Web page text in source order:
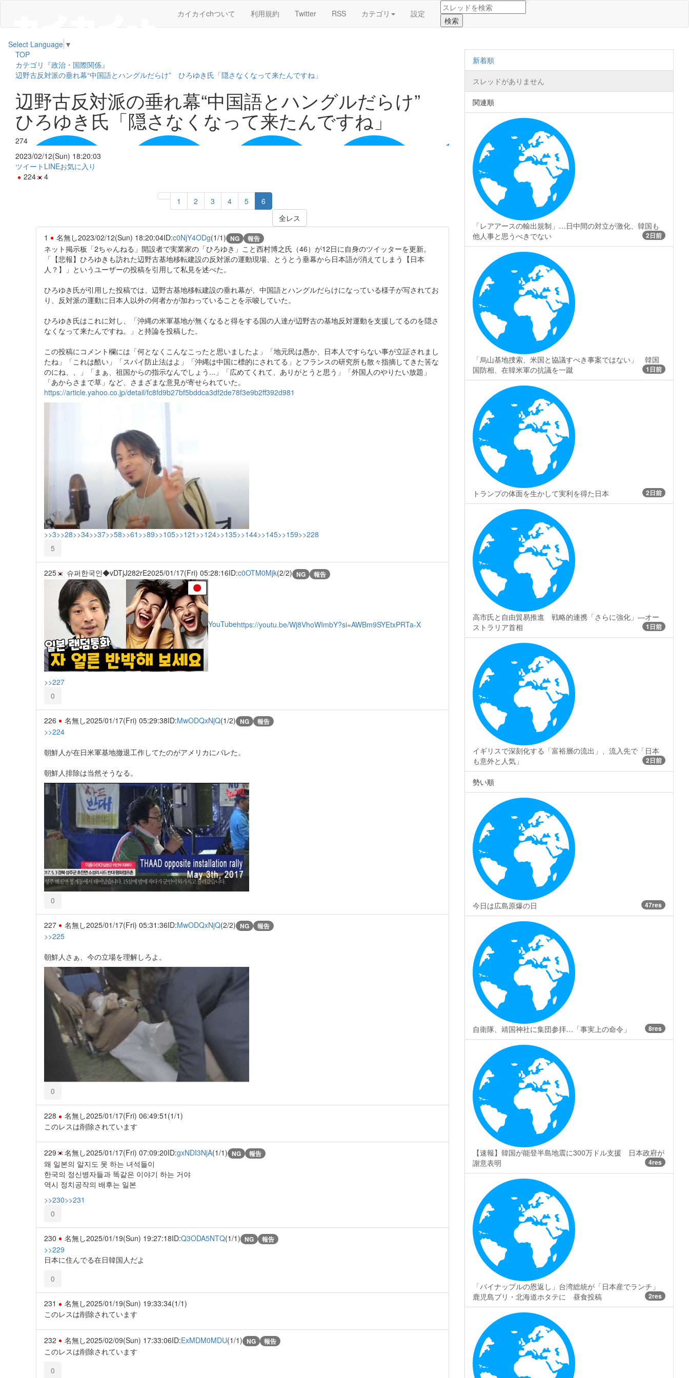
カイカイchついて 利用規約 Twitter RSS カテゴリ 設定
Select Language ▼
TOP
カテゴリ『政治・国際関係』
辺野古反対派の垂れ幕“中国語とハングルだらけ” ひろゆき氏「隠さなくなって来たんですね」
辺野古反対派の垂れ幕“中国語とハングルだらけ”
ひろゆき氏「隠さなくなって来たんですね」
274
2023/02/12(Sun) 18:20:03
ツイート LINEお気に入り
224
4
1 2 3 4 5
6
全レス
1
名無し2023/02/12(Sun) 18:20:04ID:c0NjY4ODg(1/1) NG 報告
ネット掲示板「2ちゃんねる」開設者で実業家の「ひろゆき」こと西村博之氏（46）が12日に自身のツイッターを更新。
「【悲報】ひろゆきも訪れた辺野古基地移転建設の反対派の運動現場、とうとう垂幕から日本語が消えてしまう【日本
人？】」というユーザーの投稿を引用して私見を述べた。
ひろゆき氏が引用した投稿では、辺野古基地移転建設の垂れ幕が、中国語とハングルだらけになっている様子が写されてお
り、反対派の運動に日本人以外の何者かが加わっていることを示唆していた。
ひろゆき氏はこれに対し、「沖縄の米軍基地が無くなると得をする国の人達が辺野古の基地反対運動を支援してるのを隠さ
なくなって来たんですね。」と持論を投稿した。
この投稿にコメント欄には「何となくこんなこったと思いましたよ」「地元民は愚か、日本人ですらない事が立証されまし
たね」「これは酷い」「スパイ防止法はよ」「沖縄は中国に標的にされてる」とフランスの研究所も散々指摘してきた筈な
のにね、、」「まぁ、祖国からの指示なんでしょう...」「広めてくれて、ありがとうと思う」「外国人のやりたい放題」
「あからさまで草」など、さまざまな意見が寄せられていた。
https://article.yahoo.co.jp/detail/fc8fd9b27bf5bddca3df2de78f3e9b2ff392d981
>>3>>28>>34>>37>>58>>61 >>89>>105>>121 >>124>>135>>144>>145>>159>>228
5
225 슈퍼한국인◆vDTjJ282rE2025/01/17(Fri) 05:28:16ID:c0OTM0Mjk(2/2) NG 報告
YouTubehttps://youtu.be/Wj8VhoWImbY?si=AWBm9SYEtxPRTa-X
>>227
0
226 名無し2025/01/17(Fri) 05:29:38ID:MwODQxNjQ(1/2) NG 報告
>>224
朝鮮人が在日米軍基地撤退工作してたのがアメリカにバレた。
朝鮮人排除は当然そうなる。
0
227 名無し2025/01/17(Fri) 05:31:36ID:MwODQxNjQ(2/2) NG 報告
>>225
朝鮮人さぁ、今の立場を理解しろよ。
0
228 名無し2025/01/17(Fri) 06:49:51 (1/1)
このレスは削除されています
229 名無し2025/01/17(Fri) 07:09:20ID:gxNDI3NjA(1/1) NG 報告
왜 일본의 알지도 못 하는 녀석들이
한국의 정신병자들과 똑같은 이야기 하는 거야
역시 정치공작의 배후는 일본
>>230>>231
0
230 名無し2025/01/19(Sun) 19:27:18ID:Q3ODA5NTQ(1/1) NG 報告
>>229
日本に住んでる在日韓国人だよ
0
231 名無し2025/01/19(Sun) 19:33:34(1/1)
このレスは削除されています
232 名無し2025/02/09(Sun) 17:33:06ID:ExMDM0MDU(1/1) NG 報告
このレスは削除されています
0
新着順
スレッドがありません
関連順
「レアアースの輸出規制」…日中間の対立が激化、韓国も
他人事と思うべきでない
2日前
「烏山基地捜索、米国と協議すべき事案ではない」 韓国
国防相、在韓米軍の抗議を一蹴
1日前
トランプの体面を生かして実利を得た日本 2日前
高市氏と自由貿易推進 戦略的連携「さらに強化」―オー
ストラリア首相
1日前
イギリスで深刻化する「富裕層の流出」、流入先で「日本
も意外と人気」
2日前
勢い順
今日は広島原爆の日 47res
自衛隊、靖国神社に集団参拝…「事実上の命令」 8res
【速報】韓国が能登半島地震に300万ドル支援 日本政府が
謝意表明
4res
「パイナップルの恩返し」台湾総統が「日本産でランチ」
鹿児島ブリ・北海道ホタテに 昼食投稿
2res